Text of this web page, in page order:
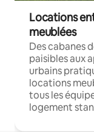
Locations
meublées
Des cabanes
paisibles aux
urbains
locations
tous les
logement